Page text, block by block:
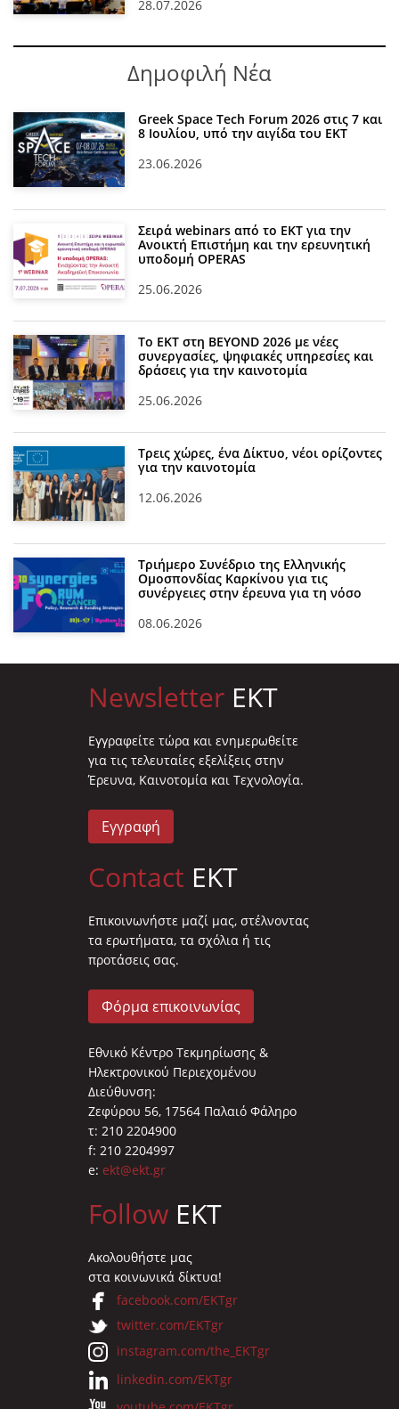
28.07.2026
Δημοφιλή Νέα
Greek Space Tech Forum 2026 στις 7 και
8 Ιουλίου, υπό την αιγίδα του ΕΚΤ
23.06.2026
Σειρά webinars από το ΕΚΤ για την
Ανοικτή Επιστήμη και την ερευνητική
υποδομή OPERAS
25.06.2026
Το ΕΚΤ στη BEYOND 2026 με νέες
συνεργασίες, ψηφιακές υπηρεσίες και
δράσεις για την καινοτομία
25.06.2026
Τρεις χώρες, ένα Δίκτυο, νέοι ορίζοντες
για την καινοτομία
12.06.2026
Τριήμερο Συνέδριο της Ελληνικής
Ομοσπονδίας Καρκίνου για τις
συνέργειες στην έρευνα για τη νόσο
08.06.2026
Newsletter EKT
Eγγραφείτε τώρα και ενημερωθείτε
για τις τελευταίες εξελίξεις στην
Έρευνα, Καινοτομία και Τεχνολογία.
Εγγραφή
Contact EKT
Επικοινωνήστε μαζί μας, στέλνοντας
τα ερωτήματα, τα σχόλια ή τις
προτάσεις σας.
Φόρμα επικοινωνίας
Εθνικό Κέντρο Τεκμηρίωσης &
Ηλεκτρονικού Περιεχομένου
Διεύθυνση:
Ζεφύρου 56, 17564 Παλαιό Φάληρο
τ: 210 2204900
f: 210 2204997
e: ekt@ekt.gr
Follow EKT
Ακολουθήστε μας
στα κοινωνικά δίκτυα!
facebook.com/EKTgr
twitter.com/EKTgr
instagram.com/the_EKTgr
linkedin.com/EKTgr